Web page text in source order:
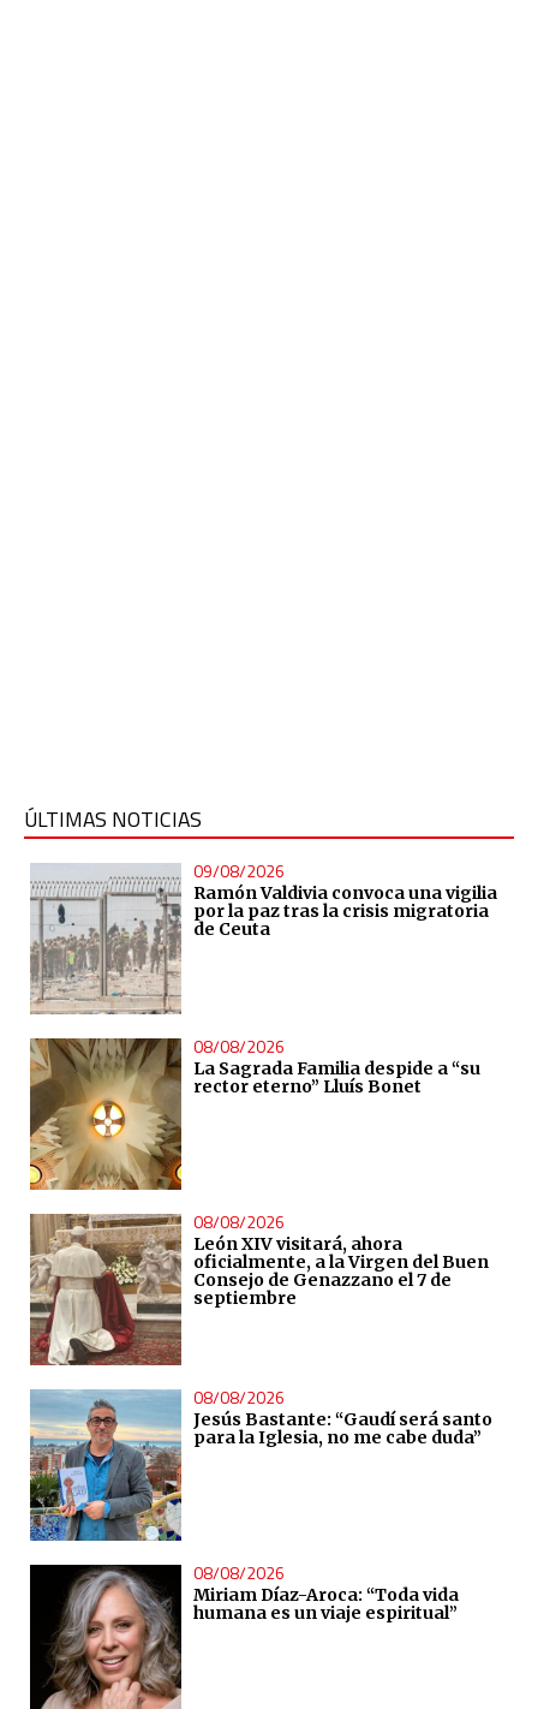
ÚLTIMAS NOTICIAS
09/08/2026
Ramón Valdivia convoca una vigilia
por la paz tras la crisis migratoria
de Ceuta
08/08/2026
La Sagrada Familia despide a “su
rector eterno” Lluís Bonet
08/08/2026
León XIV visitará, ahora
oficialmente, a la Virgen del Buen
Consejo de Genazzano el 7 de
septiembre
08/08/2026
Jesús Bastante: “Gaudí será santo
para la Iglesia, no me cabe duda”
08/08/2026
Miriam Díaz-Aroca: “Toda vida
humana es un viaje espiritual”